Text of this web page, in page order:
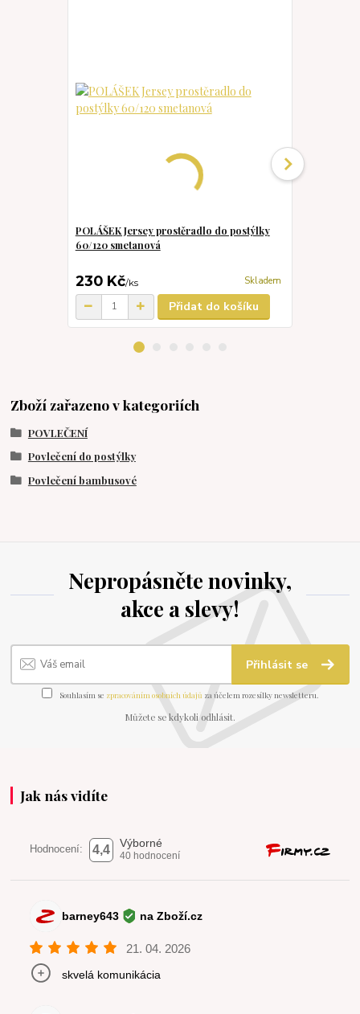
POLÁŠEK Jersey prostěradlo do postýlky
60/120 smetanová
230 Kč/ks Skladem
Přidat do košíku
Zboží zařazeno v kategoriích
POVLEČENÍ
Povlečení do postýlky
Povlečení bambusové
Nepropásněte novinky,
akce a slevy!
Přihlásit se
Souhlasím se zpracováním osobních údajů za účelem rozesílky newsletteru.
Můžete se kdykoli odhlásit.
Jak nás vidíte